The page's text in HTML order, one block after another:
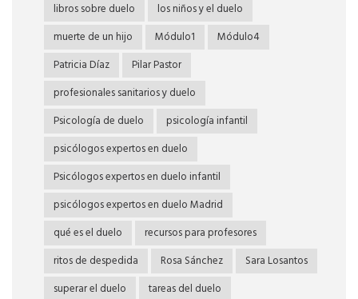
libros sobre duelo
los niños y el duelo
muerte de un hijo
Módulo1
Módulo4
Patricia Díaz
Pilar Pastor
profesionales sanitarios y duelo
Psicología de duelo
psicología infantil
psicólogos expertos en duelo
Psicólogos expertos en duelo infantil
psicólogos expertos en duelo Madrid
qué es el duelo
recursos para profesores
ritos de despedida
Rosa Sánchez
Sara Losantos
superar el duelo
tareas del duelo